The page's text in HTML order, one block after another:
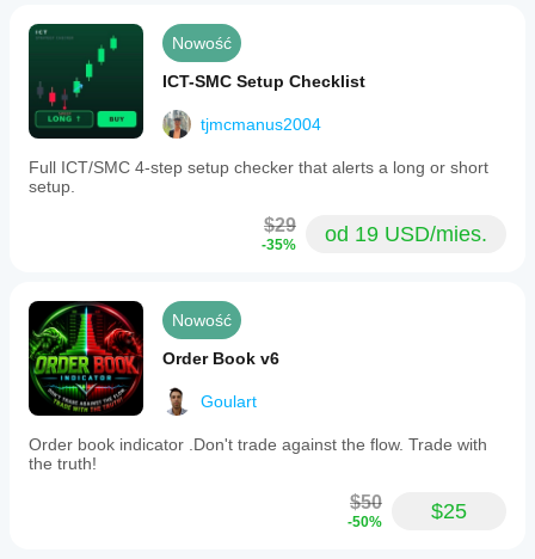
Nowość
ICT-SMC Setup Checklist
tjmcmanus2004
Full ICT/SMC 4-step setup checker that alerts a long or short
setup.
$29
-35% od 19 USD/mies.
Nowość
Order Book v6
Goulart
Order book indicator .Don't trade against the flow. Trade with
the truth!
$50
-50% $25